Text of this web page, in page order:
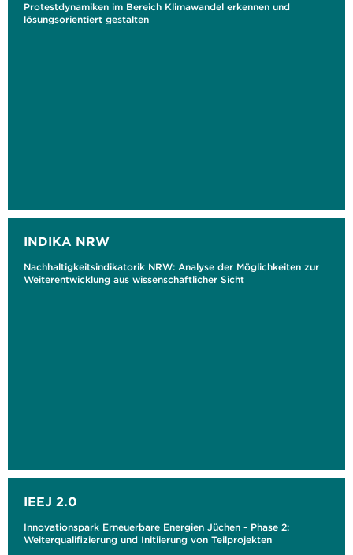
Protestdynamiken im Bereich Klimawandel erkennen und
lösungsorientiert gestalten
INDIKA NRW
Nachhaltigkeitsindikatorik NRW: Analyse der Möglichkeiten zur
Weiterentwicklung aus wissenschaftlicher Sicht
IEEJ 2.0
Innovationspark Erneuerbare Energien Jüchen - Phase 2:
Weiterqualifizierung und Initiierung von Teilprojekten